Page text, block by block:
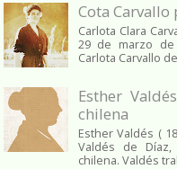
Cota
Carlota Clara
29 de marzo de
Carlota Carvallo
Esther
chilena
Esther Valdés (
Valdés de
chilena. Valdés